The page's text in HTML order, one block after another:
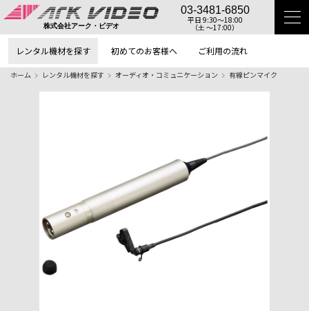
株式会社アーク・ビデオ
03-3481-6850
平日 9:30〜18:00
（土 〜17:00）
レンタル機材を探す 初めてのお客様へ ご利用の流れ
ホーム レンタル機材を探す オーディオ・コミュニケーション 有線ピンマイク